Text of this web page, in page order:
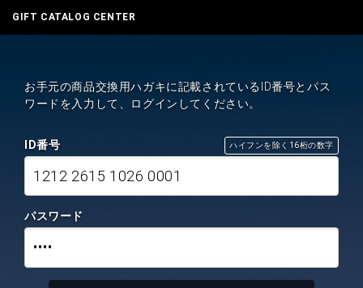
GIFT CATALOG CENTER
お手元の商品交換用ハガキに記載されているID番号とパス
ワードを入力して、ログインしてください。
ID番号 ハイフンを除く16桁の数字
1212 2615 1026 0001
パスワード